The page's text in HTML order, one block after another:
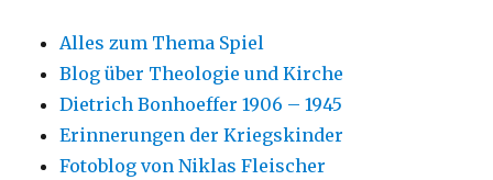
Alles zum Thema Spiel
Blog über Theologie und Kirche
Dietrich Bonhoeffer 1906 – 1945
Erinnerungen der Kriegskinder
Fotoblog von Niklas Fleischer